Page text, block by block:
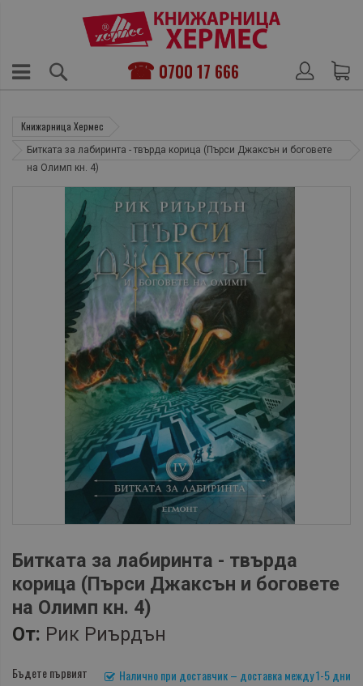
0700 17 666
Книжарница Хермес
Битката за лабиринта - твърда корица (Пърси Джаксън и боговете
на Олимп кн. 4)
Битката за лабиринта - твърда
корица (Пърси Джаксън и боговете
на Олимп кн. 4)
От: Рик Риърдън
Налично при доставчик – доставка между 1-5 дни
Бъдете първият